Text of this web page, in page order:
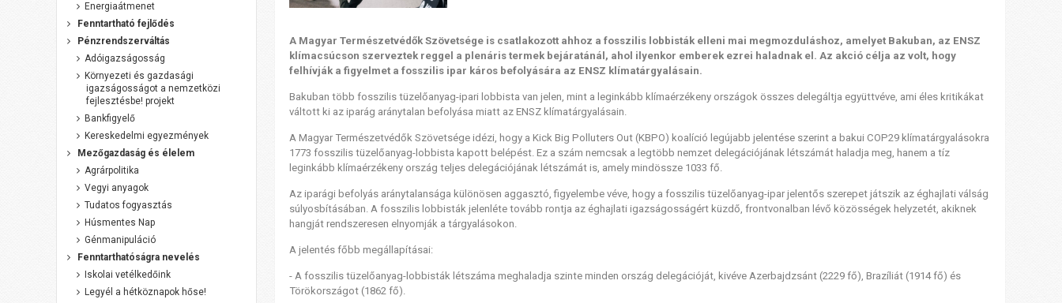
A Magyar Természetvédők Szövetsége is csatlakozott ahhoz a fosszilis lobbisták elleni mai megmozduláshoz, amelyet Bakuban, az ENSZ
klímacsúcson szerveztek reggel a plenáris termek bejáratánál, ahol ilyenkor emberek ezrei haladnak el. Az akció célja az volt, hogy
felhívják a figyelmet a fosszilis ipar káros befolyására az ENSZ klímatárgyalásain.
Bakuban több fosszilis tüzelőanyag-ipari lobbista van jelen, mint a leginkább klímaérzékeny országok összes delegáltja együttvéve, ami éles kritikákat
váltott ki az iparág aránytalan befolyása miatt az ENSZ klímatárgyalásain.
A Magyar TermészetvédőkSzövetsége idézi, hogy a Kick Big Polluters Out (KBPO) koalíció legújabb jelentése szerint a bakui COP29 klímatárgyalásokra
1773 fosszilis tüzelőanyag-lobbista kapott belépést. Ez a szám nemcsak a legtöbb nemzet delegációjának létszámát haladja meg, hanem a tíz
leginkább klímaérzékeny ország teljes delegációjának létszámát is, amely mindössze 1033 fő.
Az iparági befolyás aránytalansága különösen aggasztó, figyelembe véve, hogy a fosszilis tüzelőanyag-ipar jelentős szerepet játszik az éghajlati válság
súlyosbításában. A fosszilis lobbisták jelenléte tovább rontja az éghajlati igazságosságért küzdő, frontvonalban lévő közösségek helyzetét, akiknek
hangját rendszeresen elnyomják a tárgyalásokon.
A jelentés főbb megállapításai:
- A fosszilis tüzelőanyag-lobbisták létszáma meghaladja szinte minden ország delegációját, kivéve Azerbajdzsánt (2229 fő), Brazíliát (1914 fő) és
Törökországot (1862 fő).
Energiaátmenet
Fenntartható fejlődés
Pénzrendszerváltás
Adóigazságosság
Környezeti és gazdasági
igazságosságot a nemzetközi
fejlesztésbe! projekt
Bankfigyelő
Kereskedelmi egyezmények
Mezőgazdaság és élelem
Agrárpolitika
Vegyi anyagok
Tudatos fogyasztás
Húsmentes Nap
Génmanipuláció
Fenntarthatóságra nevelés
Iskolai vetélkedőink
Legyél a hétköznapok hőse!